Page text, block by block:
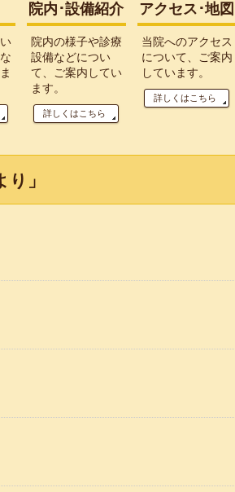
院内･設備紹介
院内の様子や診療
設備などについ
て、ご案内してい
ます。
詳しくはこちら
アクセス･地図
当院へのアクセス
について、ご案内
しています。
詳しくはこちら
」